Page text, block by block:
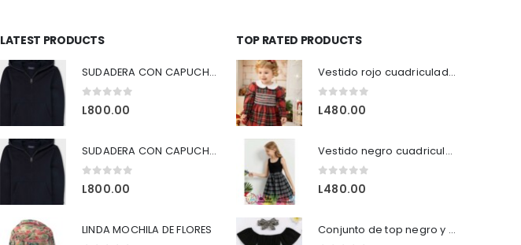
LATEST PRODUCTS
SUDADERA CON CAPUCHA Y CREMALLERA COLOR AZUL
0out of 5
L800.00
SUDADERA CON CAPUCHA Y CREMALLERA COLOR NEGRO
0out of 5
L800.00
LINDA MOCHILA DE FLORES
TOP RATED PRODUCTS
Vestido rojo cuadriculado con lineas blancas
out of 5
L480.00
Vestido negro cuadriculado sin mangas casual.
out of 5
L480.00
Conjunto de top negro y short tigreado para el verano.